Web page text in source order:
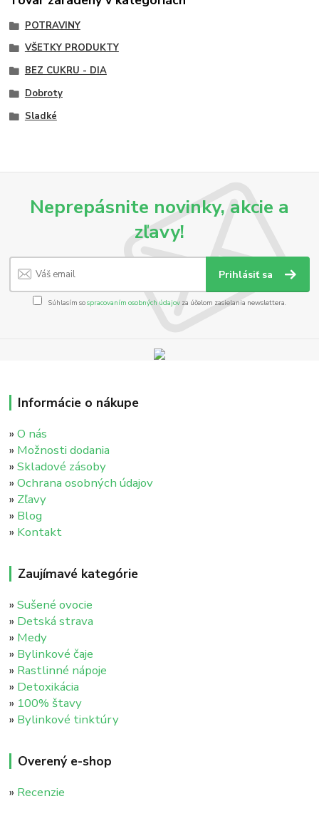
POTRAVINY
VŠETKY PRODUKTY
BEZ CUKRU - DIA
Dobroty
Sladké
Neprepásnite novinky, akcie a
zľavy!
Prihlásiť sa
Súhlasím sospracovaním osobných údajov za účelom zasielania newslettera.
Informácie o nákupe
»O nás
» Možnosti dodania
»Skladové zásoby
»Ochrana osobných údajov
» Zľavy
» Blog
» Kontakt
Zaujímavé kategórie
»Sušené ovocie
» Detská strava
» Medy
» Bylinkové čaje
» Rastlinné nápoje
» Detoxikácia
» 100% štavy
» Bylinkové tinktúry
Overený e-shop
» Recenzie